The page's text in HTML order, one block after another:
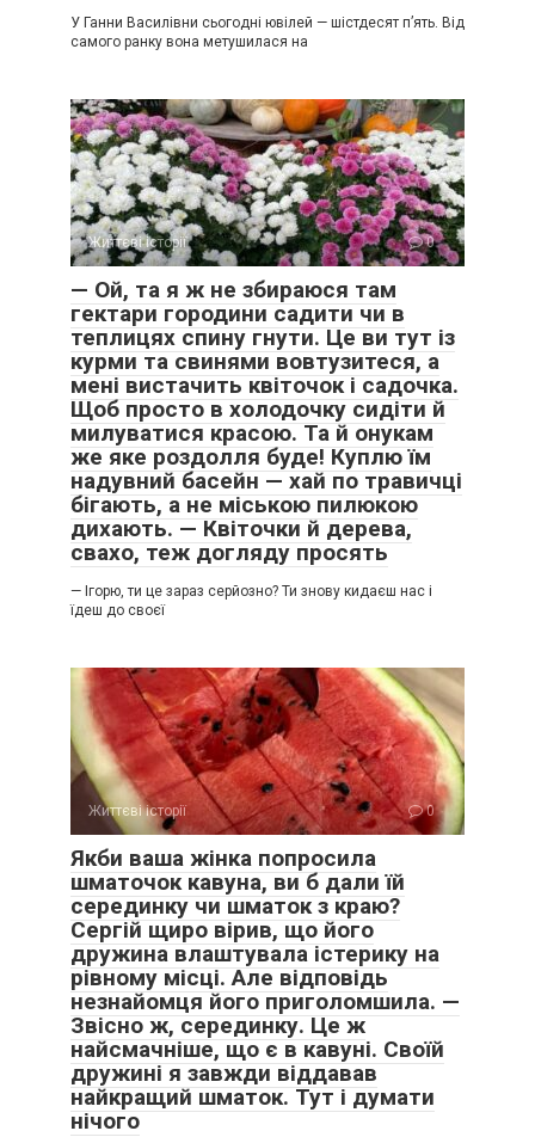
У Ганни Василівни сьогодні ювілей — шістдесят п’ять. Від
самого ранку вона метушилася на
Життєві історії 0
— Ой, та я ж не збираюся там
гектари городини садити чи в
теплицях спину гнути. Це ви тут із
курми та свинями вовтузитеся, а
мені вистачить квіточок і садочка.
Щоб просто в холодочку сидіти й
милуватися красою. Та й онукам
же яке роздолля буде! Куплю їм
надувний басейн — хай по травичці
бігають, а не міською пилюкою
дихають. — Квіточки й дерева,
свахо, теж догляду просять
— Ігорю, ти це зараз серйозно? Ти знову кидаєш нас і
їдеш до своєї
Життєві історії 0
Якби ваша жінка попросила
шматочок кавуна, ви б дали їй
серединку чи шматок з краю?
Сергій щиро вірив, що його
дружина влаштувала істерику на
рівному місці. Але відповідь
незнайомця його приголомшила. —
Звісно ж, серединку. Це ж
найсмачніше, що є в кавуні. Своїй
дружині я завжди віддавав
найкращий шматок. Тут і думати
нічого